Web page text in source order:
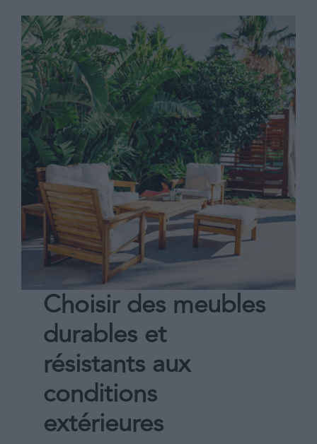
Choisir des meubles
durables et
résistants aux
conditions
extérieures